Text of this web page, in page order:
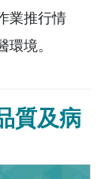
業推行情
境。
質及病